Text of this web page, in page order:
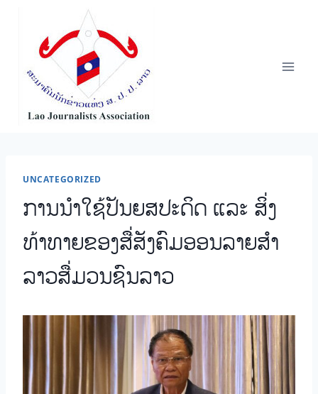
content
UNCATEGORIZED
ການນໍາໃຊ້ປັນຍສປະດິດ ແລະ ສິ່ງ
ທ້າທາຍຂອງສື່ສັງຄົມອອນລາຍສໍາ
ລາວສື່ມວນຊົນລາວ